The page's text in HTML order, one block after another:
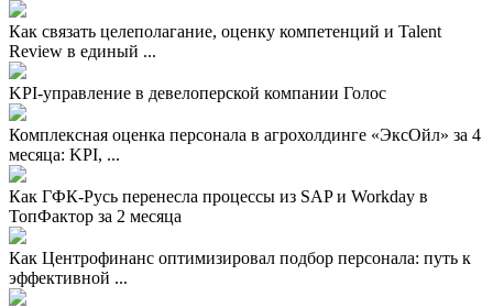
Как связать целеполагание, оценку компетенций и Talent
Review в единый ...
KPI-управление в девелоперской компании Голос
Комплексная оценка персонала в агрохолдинге «ЭксОйл» за 4
месяца: KPI, ...
Как ГФК-Русь перенесла процессы из SAP и Workday в
ТопФактор за 2 месяца
Как Центрофинанс оптимизировал подбор персонала: путь к
эффективной ...